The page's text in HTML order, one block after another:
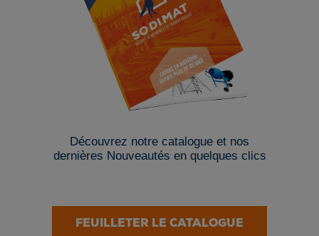
Découvrez notre catalogue et nos
dernières Nouveautés en quelques clics
FEUILLETER LE CATALOGUE